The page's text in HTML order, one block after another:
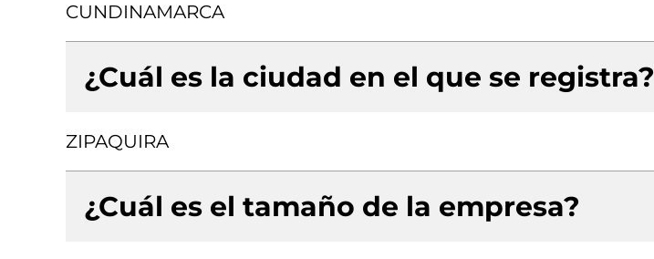
CUNDINAMARCA
¿Cuál es la ciudad en el que se registra?
ZIPAQUIRA
¿Cuál es el tamaño de la empresa?